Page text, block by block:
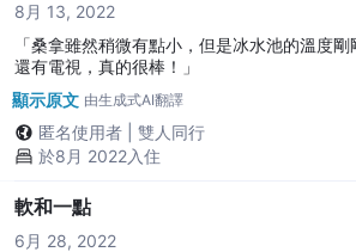
8月 13, 2022
「桑拿雖然稍微有點小，但是冰水池的溫度
還有電視，真的很棒！」
顯示原文 由生成式AI翻譯
匿名使用者
雙人同行
於8月 2022入住
軟和一點
6月 28, 2022